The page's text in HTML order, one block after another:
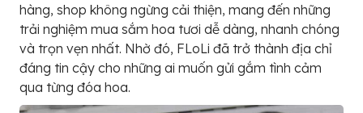
hàng, shop không ngừng cải thiện, mang đến những
trải nghiệm mua sắm hoa tươi dễ dàng, nhanh chóng
và trọn vẹn nhất. Nhờ đó, FLoLi đã trở thành địa chỉ
đáng tin cậy cho những ai muốn gửi gắm tình cảm
qua từng đóa hoa.